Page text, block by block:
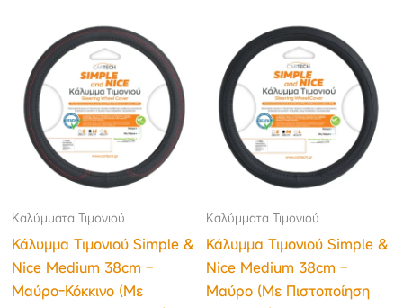
Καλύμματα Τιμονιού
Κάλυμμα Τιμονιού Simple &
Nice Medium 38cm –
Μαύρο-Κόκκινο (Με
Καλύμματα Τιμονιού
Κάλυμμα Τιμονιού Simple &
Nice Medium 38cm –
Μαύρο (Με Πιστοποίηση